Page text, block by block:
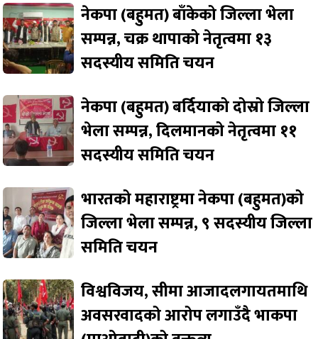
नेकपा (बहुमत) बाँकेको जिल्ला भेला
सम्पन्न, चक्र थापाको नेतृत्वमा १३
सदस्यीय समिति चयन
नेकपा (बहुमत) बर्दियाको दोस्रो जिल्ला
भेला सम्पन्न, दिलमानको नेतृत्वमा ११
सदस्यीय समिति चयन
भारतको महाराष्ट्रमा नेकपा (बहुमत)को
जिल्ला भेला सम्पन्न, ९ सदस्यीय जिल्ला
समिति चयन
विश्वविजय, सीमा आजादलगायतमाथि
अवसरवादको आरोप लगाउँदै भाकपा